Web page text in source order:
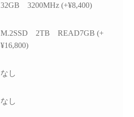
32GB 3200MHz (+¥8,400)
M.2SSD 2TB READ7GB (+
¥16,800)
なし
なし